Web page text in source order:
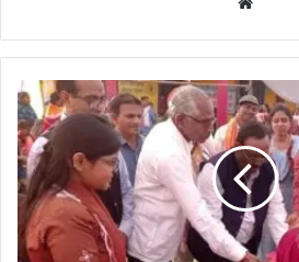
बाल
विवाह
रोकथाम
एवं
पोषण
पखवाड़ा
पर
जागरूकता